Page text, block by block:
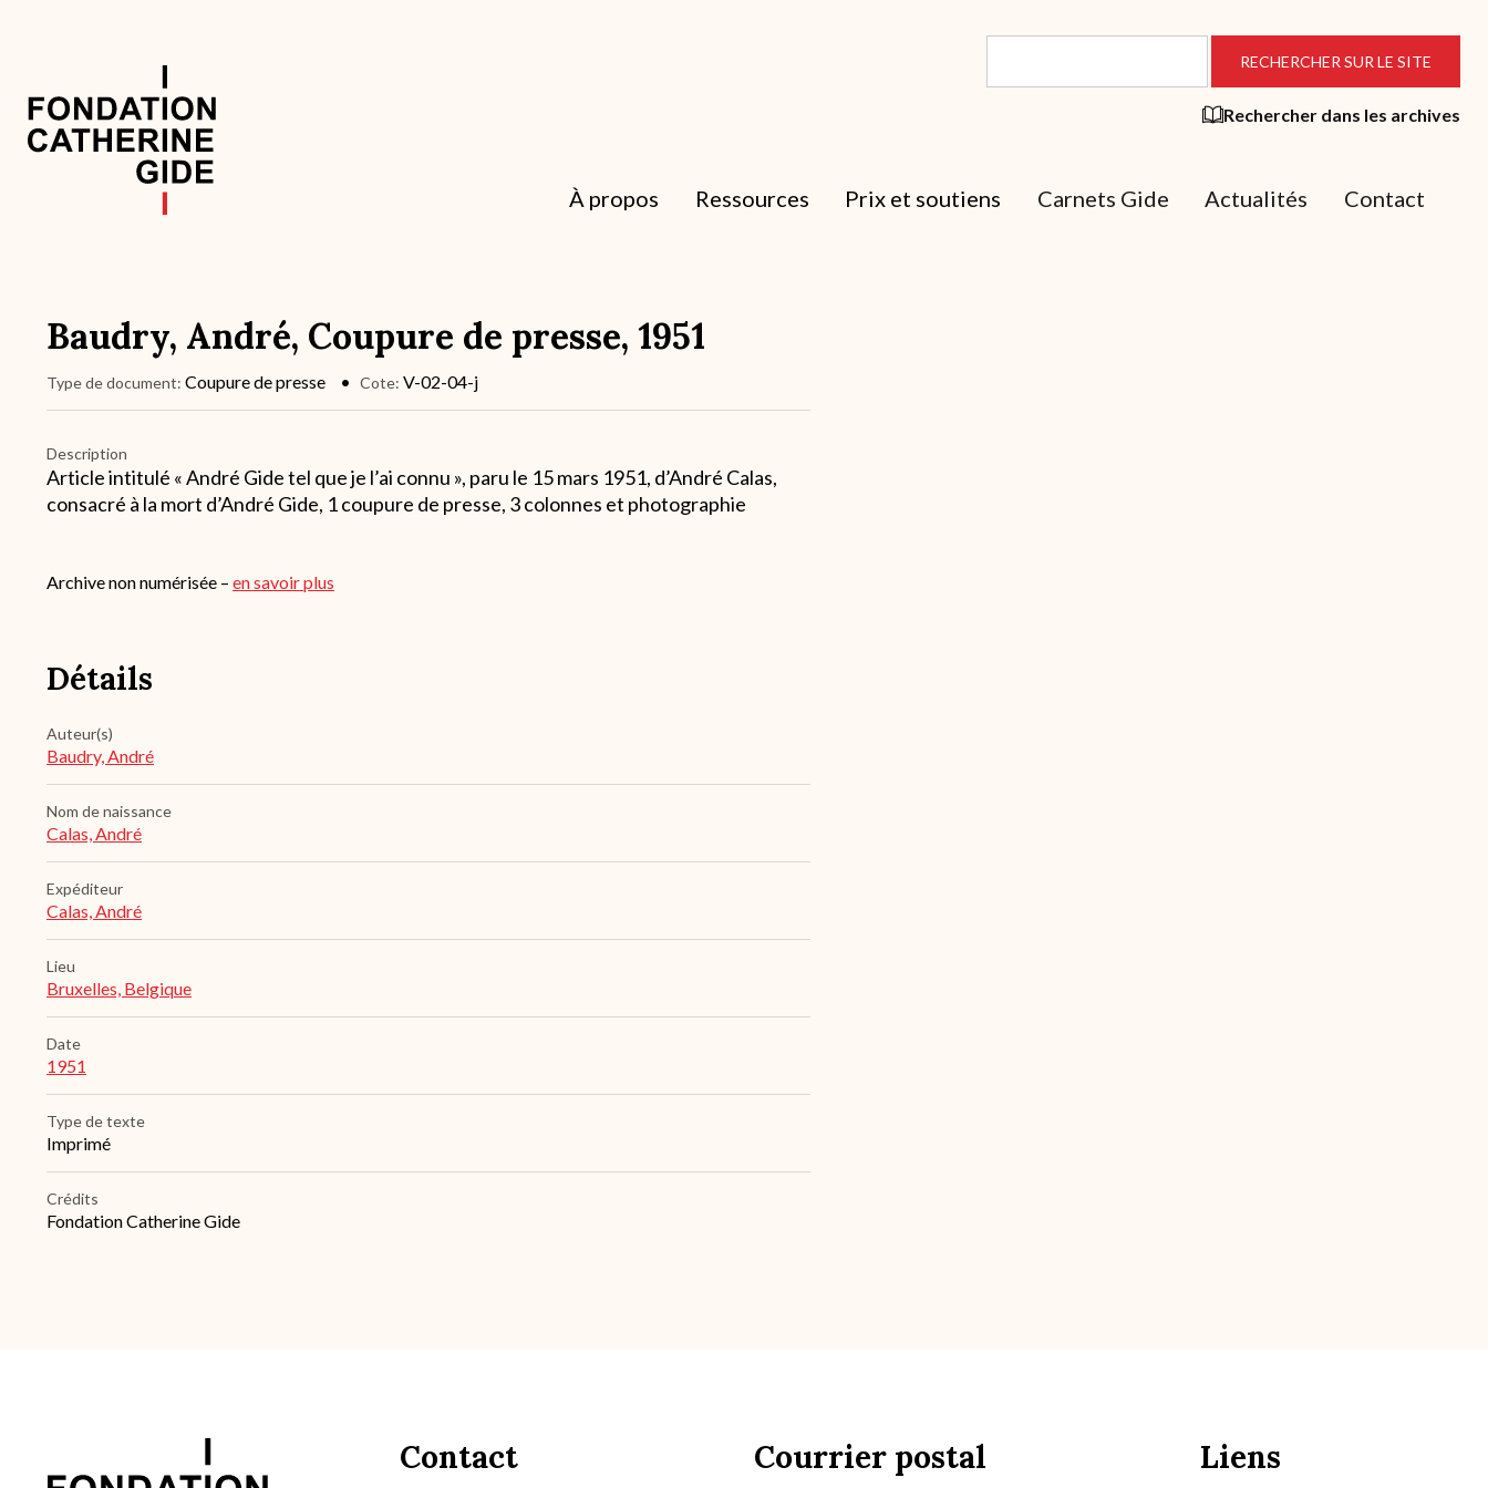
contenu
principal
Rechercher dans les archives
principale
À propos Ressources Prix et soutiens Carnets Gide Actualités Contact
Baudry, André, Coupure de presse, 1951
Type de document Coupure de presse Cote V-02-04-j
Description
Article intitulé « André Gide tel que je l’ai connu », paru le 15 mars 1951, d’André Calas,
consacré à la mort d’André Gide, 1 coupure de presse, 3 colonnes et photographie
Archive non numérisée – en savoir plus
Détails
Auteur(s)
Baudry, André
Nom de naissance
Calas, André
Expéditeur
Calas, André
Lieu
Bruxelles, Belgique
Date
1951
Type de texte
Imprimé
Crédits
Fondation Catherine Gide
Contact Courrier postal Liens